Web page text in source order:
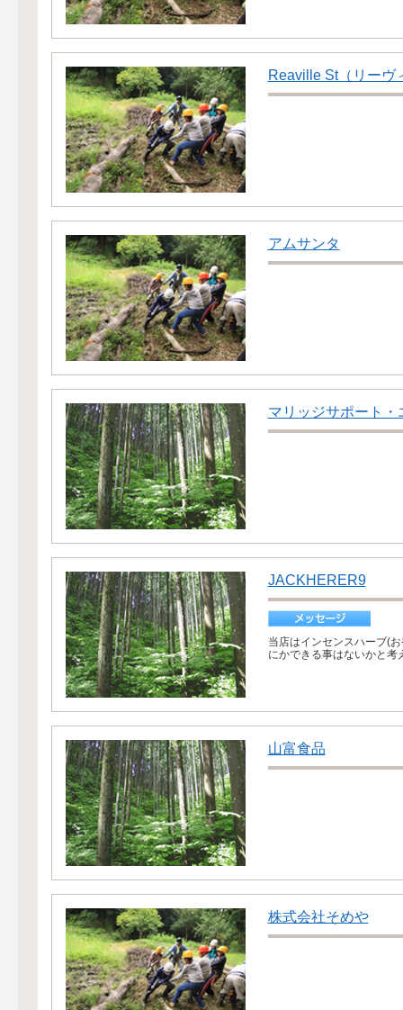
Reaville St（リーヴ
アムサンタ
マリッジサポート・
JACKHERER9
当店はインセンスハーブ(
にかできる事はないかと考
山富食品
株式会社そめや